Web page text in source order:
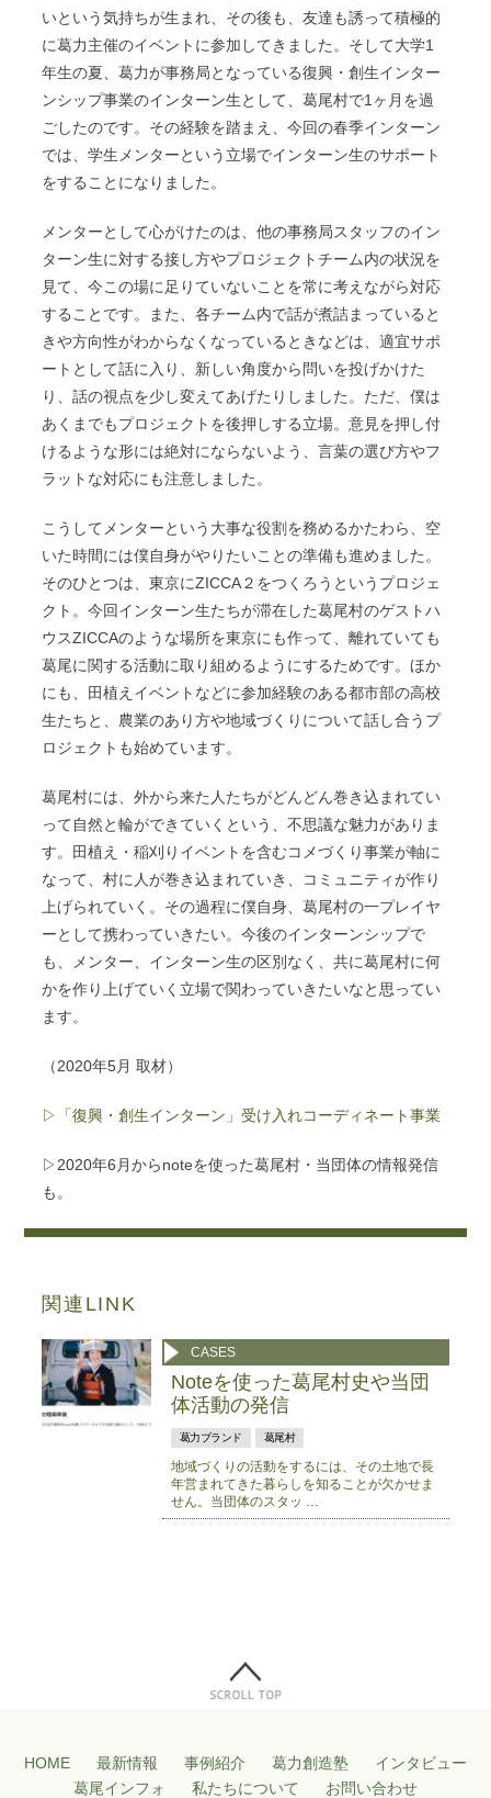
いという気持ちが生まれ、その後も、友達も誘って積極的
に葛力主催のイベントに参加してきました。そして大学1
年生の夏、葛力が事務局となっている復興・創生インター
ンシップ事業のインターン生として、葛尾村で1ヶ月を過
ごしたのです。その経験を踏まえ、今回の春季インターン
では、学生メンターという立場でインターン生のサポート
をすることになりました。
メンターとして心がけたのは、他の事務局スタッフのイン
ターン生に対する接し方やプロジェクトチーム内の状況を
見て、今この場に足りていないことを常に考えながら対応
することです。また、各チーム内で話が煮詰まっていると
きや方向性がわからなくなっているときなどは、適宜サポ
ートとして話に入り、新しい角度から問いを投げかけた
り、話の視点を少し変えてあげたりしました。ただ、僕は
あくまでもプロジェクトを後押しする立場。意見を押し付
けるような形には絶対にならないよう、言葉の選び方やフ
ラットな対応にも注意しました。
こうしてメンターという大事な役割を務めるかたわら、空
いた時間には僕自身がやりたいことの準備も進めました。
そのひとつは、東京にZICCA２をつくろうというプロジェ
クト。今回インターン生たちが滞在した葛尾村のゲストハ
ウスZICCAのような場所を東京にも作って、離れていても
葛尾に関する活動に取り組めるようにするためです。ほか
にも、田植えイベントなどに参加経験のある都市部の高校
生たちと、農業のあり方や地域づくりについて話し合うプ
ロジェクトも始めています。
葛尾村には、外から来た人たちがどんどん巻き込まれてい
って自然と輪ができていくという、不思議な魅力がありま
す。田植え・稲刈りイベントを含むコメづくり事業が軸に
なって、村に人が巻き込まれていき、コミュニティが作り
上げられていく。その過程に僕自身、葛尾村の一プレイヤ
ーとして携わっていきたい。今後のインターンシップで
も、メンター、インターン生の区別なく、共に葛尾村に何
かを作り上げていく立場で関わっていきたいなと思ってい
ます。
（2020年5月 取材）
▷「復興・創生インターン」受け入れコーディネート事業
▷2020年6月からnoteを使った葛尾村・当団体の情報発信
も。
関連LINK
CASES
Noteを使った葛尾村史や当団
体活動の発信
葛力ブランド 葛尾村
地域づくりの活動をするには、その土地で長
年営まれてきた暮らしを知ることが欠かせま
せん。当団体のスタッ …
HOME 最新情報 事例紹介 葛力創造塾
インタビュー
葛尾インフォ
私たちについて お問い合わせ